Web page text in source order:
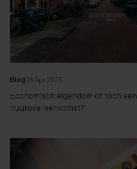
Economisch eigendom of toch een
huurovereenkomst?
Blog08 Apr 2025